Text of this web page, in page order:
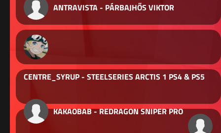
ANTRAVISTA - PÁRBAJHŐS VIKTOR
CENTRE_SYRUP - STEELSERIES ARCTIS 1 PS4 & PS5
KAKAOBAB - REDRAGON SNIPER PRO